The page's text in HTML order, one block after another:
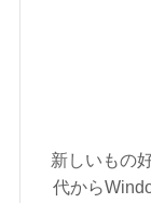
新しいもの
代から